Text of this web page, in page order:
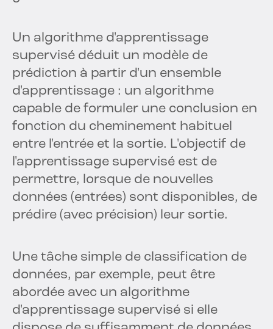
Un algorithme d'apprentissage
supervisé déduit un modèle de
prédiction à partir d'un ensemble
d'apprentissage : un algorithme
capable de formuler une conclusion en
fonction du cheminement habituel
entre l'entrée et la sortie. L'objectif de
l'apprentissage supervisé est de
permettre, lorsque de nouvelles
données (entrées) sont disponibles, de
prédire (avec précision) leur sortie.
Une tâche simple de classification de
données, par exemple, peut être
abordée avec un algorithme
d'apprentissage supervisé si elle